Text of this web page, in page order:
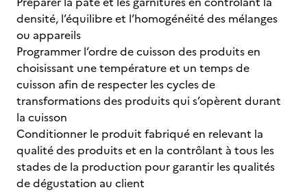
densité, l’équilibre et l’homogénéité des mélanges
ou appareils
Programmer l’ordre de cuisson des produits en
choisissant une température et un temps de
cuisson afin de respecter les cycles de
transformations des produits qui s’opèrent durant
la cuisson
Conditionner le produit fabriqué en relevant la
qualité des produits et en la contrôlant à tous les
stades de la production pour garantir les qualités
de dégustation au client